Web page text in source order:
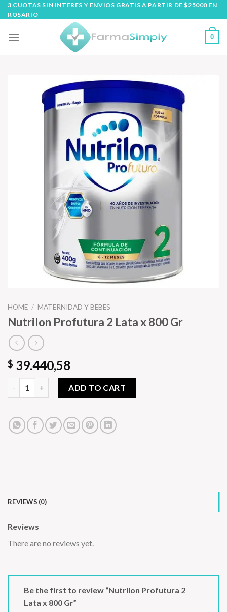
Skip
to
3 CUOTAS SIN INTERES Y ENVIOS GRATIS A PARTIR DE $25000 EN
ROSARIO
0
HOME / MATERNIDAD Y BEBES
Nutrilon Profutura 2 Lata x 800 Gr
$ 39.440,58
ADD TO CART
REVIEWS (0)
Reviews
There are no reviews yet.
Be the first to review “Nutrilon Profutura 2
Lata x 800 Gr”